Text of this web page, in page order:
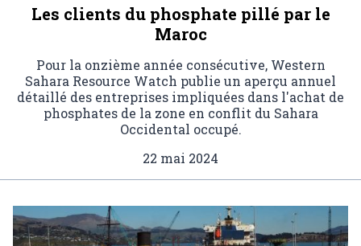
Les clients du phosphate pillé par le
Maroc
Pour la onzième année consécutive, Western
Sahara Resource Watch publie un aperçu annuel
détaillé des entreprises impliquées dans l'achat de
phosphates de la zone en conflit du Sahara
Occidental occupé.
22 mai 2024